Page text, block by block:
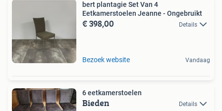
bert plantagie Set Van 4
Eetkamerstoelen Jeanne - Ongebruikt
€ 398,00 Details
Bezoek website Vandaag
6 eetkamerstoelen
Bieden Details